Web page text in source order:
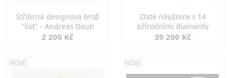
Stříbrná designová brož
"list" - Andreas Daub
2 200 Kč
Zlaté náušnice s 14
přírodními diamanty
39 200 Kč
NOVÉ NOVÉ